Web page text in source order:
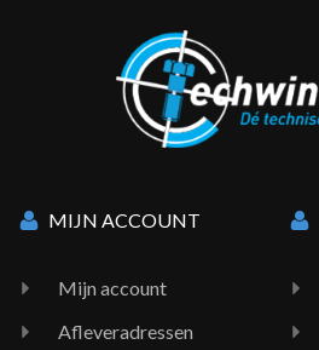
MIJN ACCOUNT
Mijn account
Afleveradressen